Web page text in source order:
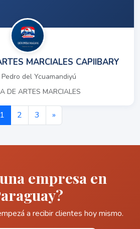
MARCIALES CAPIIBARY
del Ycuamandiyú
DE ARTES MARCIALES
1 2 3 »
empresa en
a recibir clientes hoy mismo.